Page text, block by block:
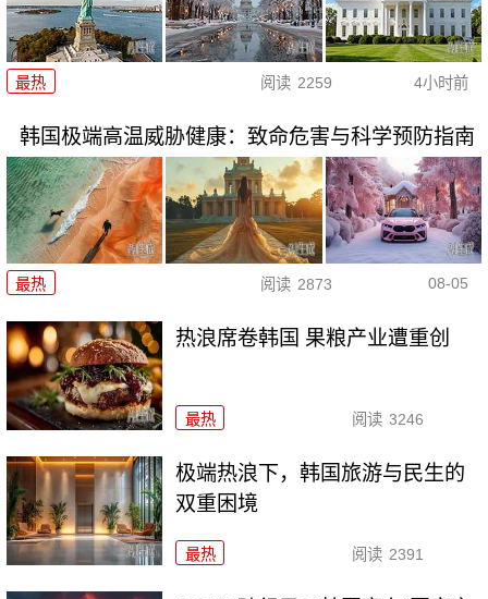
最热 阅读 2259 4小时前
韩国极端高温威胁健康：致命危害与科学预防指南
最热 阅读 2873 08-05
热浪席卷韩国 果粮产业遭重创
最热 阅读 3246
极端热浪下，韩国旅游与民生的
双重困境
最热 阅读 2391